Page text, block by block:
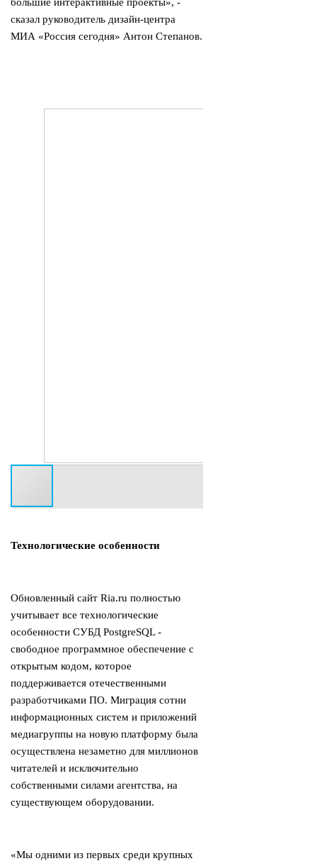
сказал руководитель дизайн-центра
МИА «Россия сегодня» Антон Степанов.
Технологические особенности
Обновленный сайт Ria.ru полностью
учитывает все технологические
особенности СУБД PostgreSQL -
свободное программное обеспечение с
открытым кодом, которое
поддерживается отечественными
разработчиками ПО. Миграция сотни
информационных систем и приложений
медиагруппы на новую платформу была
осуществлена незаметно для миллионов
читателей и исключительно
собственными силами агентства, на
существующем оборудовании.
«Мы одними из первых среди крупных